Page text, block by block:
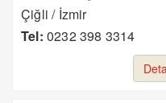
Çiğli / İzmir
Tel: 0232 398 3314